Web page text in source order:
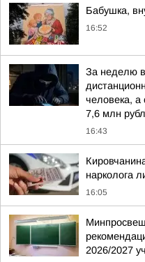
Бабушка,
16:52
За неделю
человека, а
7,6 млн
16:43
нарколога
16:05
2026/2027